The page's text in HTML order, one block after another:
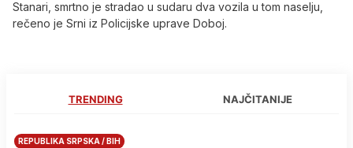
Stanari, smrtno je stradao u sudaru dva vozila u tom naselju,
rečeno je Srni iz Policijske uprave Doboj.
TRENDING NAJČITANIJE
REPUBLIKA SRPSKA / BIH